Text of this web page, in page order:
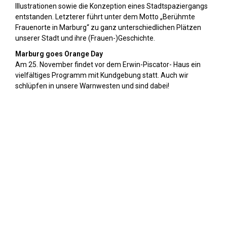
Illustrationen sowie die Konzeption eines Stadtspaziergangs
entstanden. Letzterer führt unter dem Motto „Berühmte
Frauenorte in Marburg“ zu ganz unterschiedlichen Plätzen
unserer Stadt und ihre (Frauen-)Geschichte.
Marburg goes Orange Day
Am 25. November findet vor dem Erwin-Piscator- Haus ein
vielfältiges Programm mit Kundgebung statt. Auch wir
schlüpfen in unsere Warnwesten und sind dabei!